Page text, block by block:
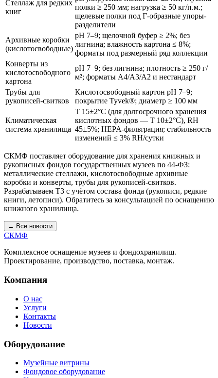
Стеллаж для редких
книг
полки ≥ 250 мм; нагрузка ≥ 50 кг/п.м.;
щелевые полки под Г-образные упоры-
разделители
Архивные коробки
(кислотосвободные)
pH 7–9; щелочной буфер ≥ 2%; без
лигнина; влажность картона ≤ 8%;
форматы под размерный ряд коллекции
Конверты из
кислотосвободного
картона
pH 7–9; без лигнина; плотность ≥ 250 г/
м²; форматы А4/А3/А2 и нестандарт
Трубы для
рукописей-свитков
Кислотосвободный картон pH 7–9;
покрытие Tyvek®; диаметр ≥ 100 мм
Климатическая
система хранилища
T 15±2°С (для долгосрочного хранения
кислотных фондов — T 10±2°С), RH
45±5%; HEPA-фильтрация; стабильность
изменений ≤ 3% RH/сутки
СКМФ поставляет оборудование для хранения книжных и
рукописных фондов государственных музеев по 44-ФЗ:
металлические стеллажи, кислотосвободные архивные
коробки и конверты, трубы для рукописей-свитков.
Разрабатываем ТЗ с учётом состава фонда (рукописи, редкие
книги, летописи). Обратитесь за консультацией по оснащению
книжного хранилища.
← Все новости
СКМФ
Комплексное оснащение музеев и фондохранилищ.
Проектирование, производство, поставка, монтаж.
Компания
О нас
Услуги
Контакты
Новости
Оборудование
Музейные витрины
Фондовое оборудование